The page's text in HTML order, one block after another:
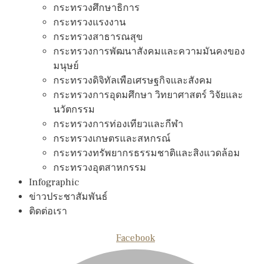
กระทรวงศึกษาธิการ
กระทรวงแรงงาน
กระทรวงสาธารณสุข
กระทรวงการพัฒนาสังคมและความมันคงของ
มนุษย์
กระทรวงดิจิทัลเพือเศรษฐกิจและสังคม
กระทรวงการอุดมศึกษา วิทยาศาสตร์ วิจัยและ
นวัตกรรม
กระทรวงการท่องเทียวและกีฬา
กระทรวงเกษตรและสหกรณ์
กระทรวงทรัพยากรธรรมชาติและสิงแวดล้อม
กระทรวงอุตสาหกรรม
Infographic
ข่าวประชาสัมพันธ์
ติดต่อเรา
Facebook